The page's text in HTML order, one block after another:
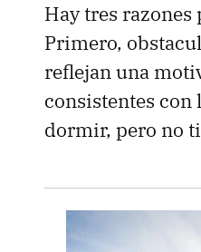
Hay tres
Primero,
reflejan una
consistentes
dormir, pero no